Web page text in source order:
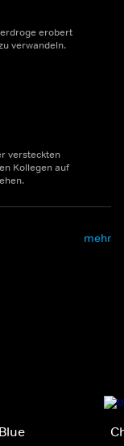
erobert
verwandeln.
versteckten
Kollegen auf
mehr